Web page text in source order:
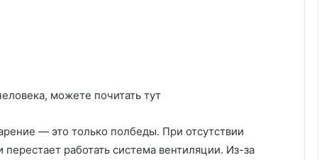
можете почитать тут
— это только полбеды. При отсутствии
работать система вентиляции. Из-за